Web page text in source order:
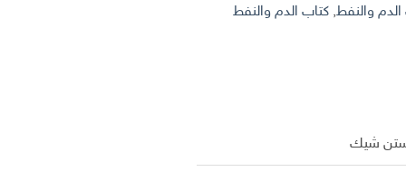
والنفط, كتاب الدم والنفط
شيك